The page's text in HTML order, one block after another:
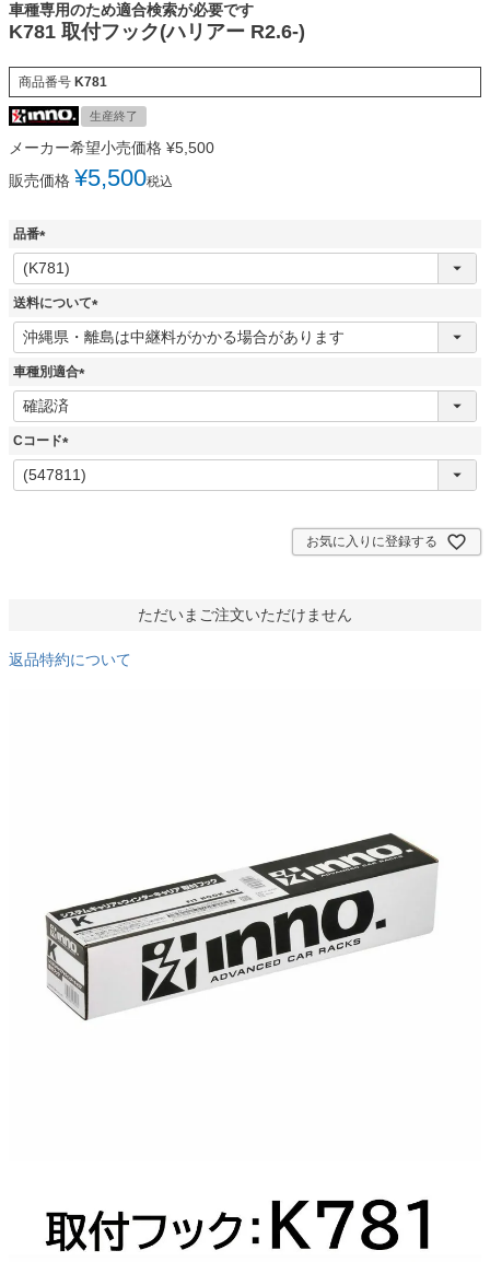
車種専用のため適合検索が必要です
K781 取付フック(ハリアー R2.6-)
商品番号 K781
生産終了
メーカー希望小売価格 ¥5,500
販売価格 ¥5,500税込
品番
(
必
須
送料について
(
必
車種別適合
(
Cコード
(
必
お気に入りに登録する
ただいまご注文いただけません
返品特約について